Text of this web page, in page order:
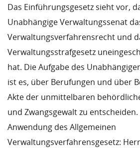
Das Einführungsgesetz sieht vor,
Unabhängige Verwaltungssenat
Verwaltungsverfahrensrecht und
Verwaltungsstrafgesetz
hat. Die Aufgabe des
ist es, über Berufungen und über
Akte der unmittelbaren
und Zwangsgewalt zu
Anwendung des Allgemeinen
Verwaltungsverfahrensgesetz: